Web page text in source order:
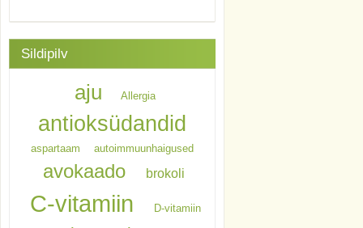
Sildipilv
aju Allergia
antioksüdandid
aspartaam autoimmuunhaigused
avokaado brokoli
C-vitamiin D-vitamiin